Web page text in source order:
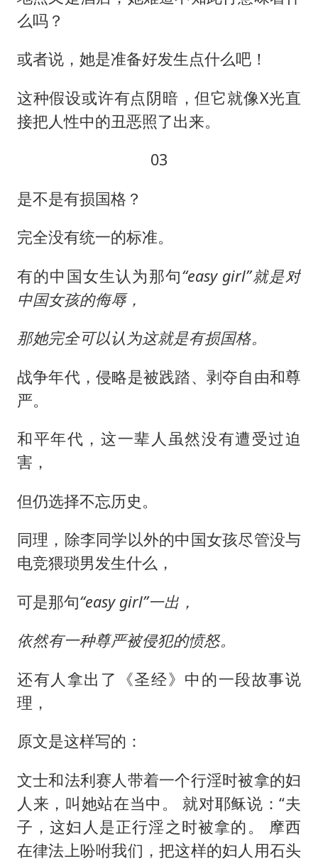
么吗？
或者说，她是准备好发生点什么吧！
这种假设或许有点阴暗，但它就像X光直
接把人性中的丑恶照了出来。
03
是不是有损国格？
完全没有统一的标准。
有的中国女生认为那句“easy girl”就是对
中国女孩的侮辱，
那她完全可以认为这就是有损国格。
战争年代，侵略是被践踏、剥夺自由和尊
严。
和平年代，这一辈人虽然没有遭受过迫
害，
但仍选择不忘历史。
同理，除李同学以外的中国女孩尽管没与
电竞猥琐男发生什么，
可是那句“easy girl”一出，
依然有一种尊严被侵犯的愤怒。
还有人拿出了《圣经》中的一段故事说
理，
原文是这样写的：
文士和法利赛人带着一个行淫时被拿的妇
人来，叫她站在当中。 就对耶稣说：“夫
子，这妇人是正行淫之时被拿的。 摩西
在律法上吩咐我们，把这样的妇人用石头